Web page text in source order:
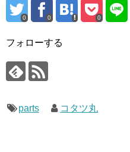
0 0 0
フォローする
parts コタツ丸